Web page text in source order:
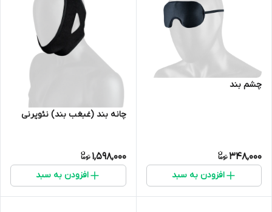
چشم بند
348,000
افزودن به سبد
چانه بند (غبغب بند) نئوپرنی
1,598,000
افزودن به سبد